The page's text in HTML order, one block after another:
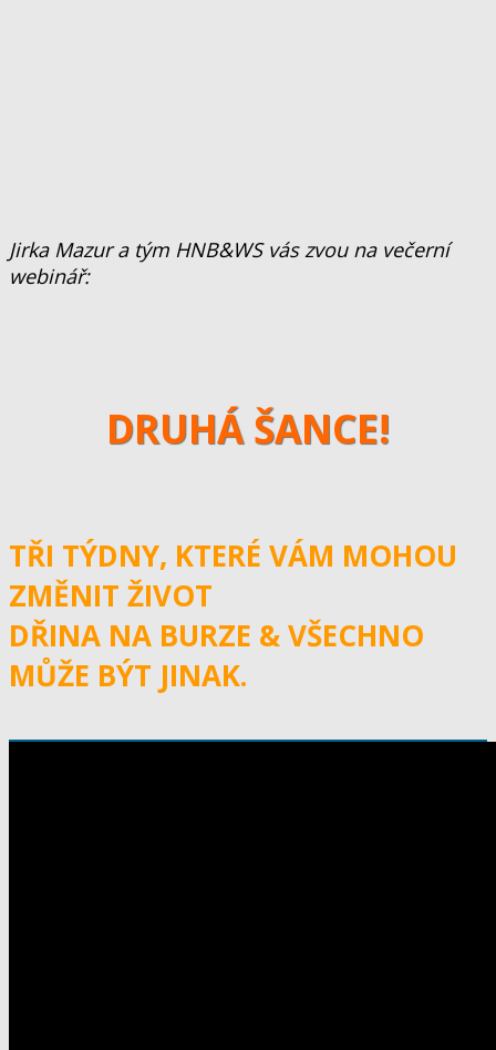
Jirka Mazur a tým HNB&WS vás zvou na večerní
webinář:
DRUHÁ ŠANCE!
TŘI TÝDNY, KTERÉ VÁM MOHOU
ZMĚNIT ŽIVOT
DŘINA NA BURZE & VŠECHNO
MŮŽE BÝT JINAK.